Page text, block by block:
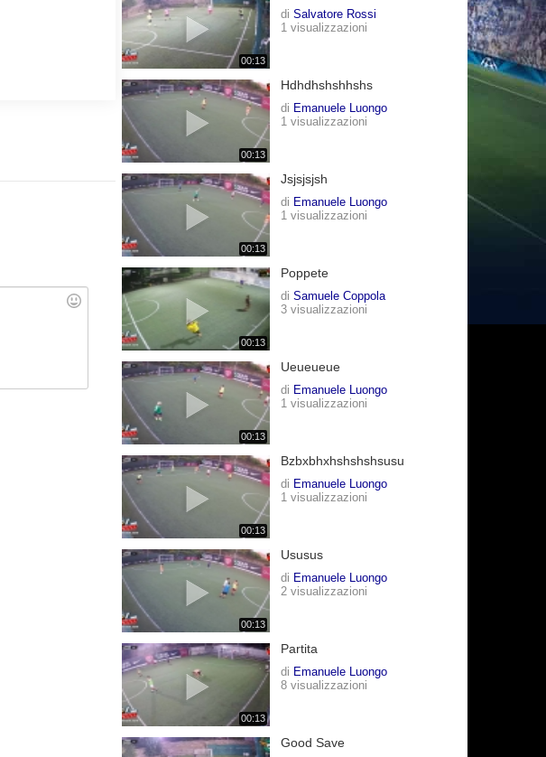
00:13
di Salvatore Rossi
1 visualizzazioni
00:13
Hdhdhshshhshs
di Emanuele Luongo
1 visualizzazioni
00:13
Jsjsjsjsh
di Emanuele Luongo
1 visualizzazioni
00:13
Poppete
di Samuele Coppola
3 visualizzazioni
00:13
Ueueueue
di Emanuele Luongo
1 visualizzazioni
00:13
Bzbxbhxhshshshsusu
di Emanuele Luongo
1 visualizzazioni
00:13
Ususus
di Emanuele Luongo
2 visualizzazioni
00:13
Partita
di Emanuele Luongo
8 visualizzazioni
Good Save